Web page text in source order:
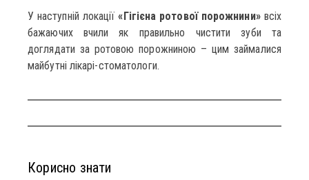
У наступній локації«Гігієна ротової порожнини»всіх
бажаючих вчили як правильно чистити зуби та
доглядати за ротовою порожниною – цим займалися
майбутні лікарі-стоматологи.
Корисно знати